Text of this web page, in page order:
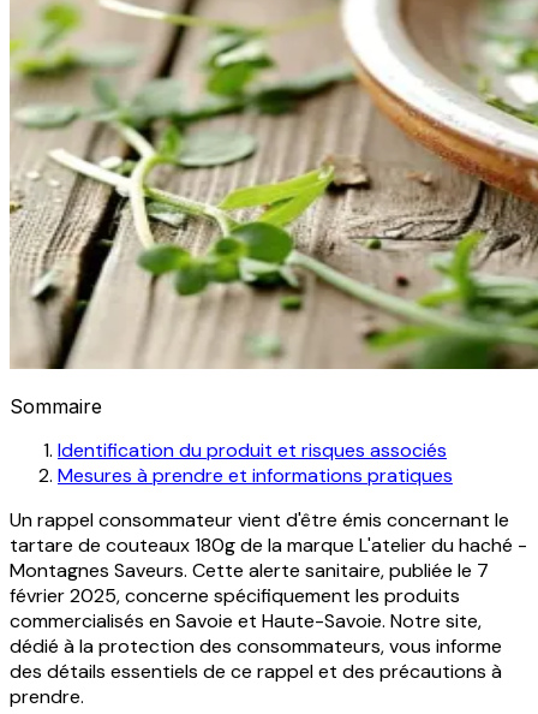
Sommaire
Identification du produit et risques associés
Mesures à prendre et informations pratiques
Un rappel consommateur vient d'être émis concernant le
tartare de couteaux 180g de la marque L'atelier du haché -
Montagnes Saveurs. Cette alerte sanitaire, publiée le 7
février 2025, concerne spécifiquement les produits
commercialisés en Savoie et Haute-Savoie. Notre site,
dédié à la protection des consommateurs, vous informe
des détails essentiels de ce rappel et des précautions à
prendre.